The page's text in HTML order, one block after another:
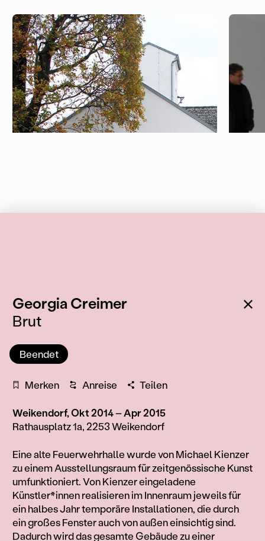
Georgia Creimer:
Brut
Beendet
Merken Anreise Teilen
Weikendorf, Okt 2014 – Apr 2015
Rathausplatz 1a, 2253 Weikendorf
Information
Eine alte Feuerwehrhalle wurde von Michael Kienzer
zu einem Ausstellungsraum für zeitgenössische Kunst
umfunktioniert. Von Kienzer eingeladene
Künstler*innen realisieren im Innenraum jeweils für
ein halbes Jahr temporäre Installationen, die durch
ein großes Fenster auch von außen einsichtig sind.
Dadurch wird das gesamte Gebäude zu einer